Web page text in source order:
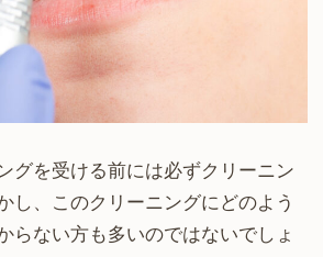
グを受ける前には必ずクリーニン
し、このクリーニングにどのよう
らない方も多いのではないでしょ